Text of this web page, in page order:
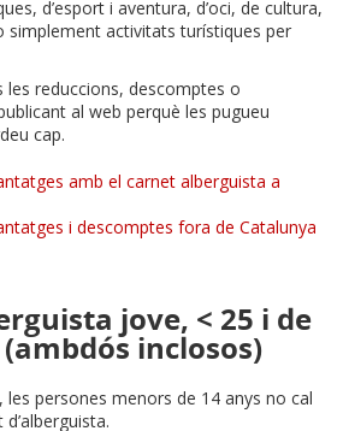
d’esport i aventura, d’oci, de cultura,
simplement activitats turístiques per
les reduccions, descomptes o
al web perquè les pugueu
cap.
amb el carnet alberguista a
i descomptes fora de Catalunya
jove, < 25 i de
inclosos)
persones menors de 14 anys no cal